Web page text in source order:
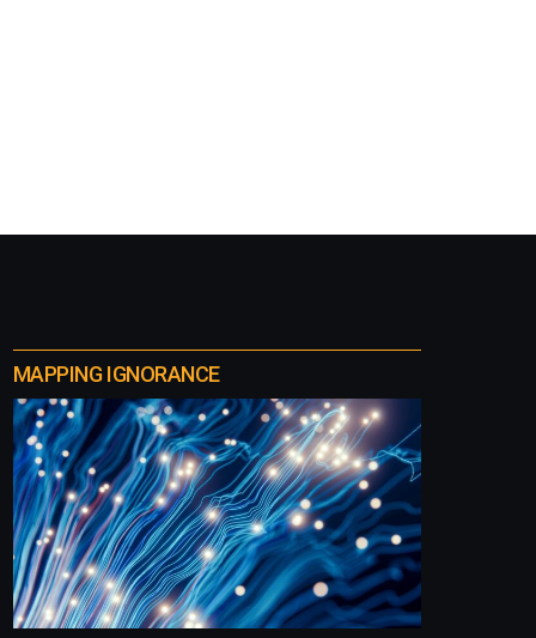
MAPPING IGNORANCE